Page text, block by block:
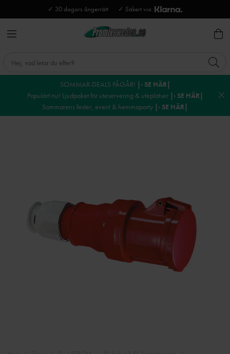
✓ 30 dagars ångerrätt ✓ Säkert via
SOMMAR-DEALS PÅGÅR! |› SE HÄR|
Populärt nu! Ljudpaket för uteservering & uteplatser |› SE HÄR|
Sommarens fester, event & hemmaparty |› SE HÄR|